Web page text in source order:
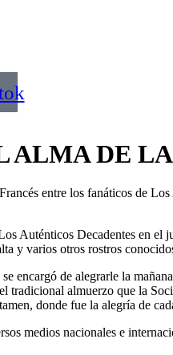
ALMA DE
entre los fanáticos de
Auténticos Decadentes en
y varios otros rostros
encargó de alegrarle la
tradicional almuerzo que la
donde fue la alegría de
medios nacionales e